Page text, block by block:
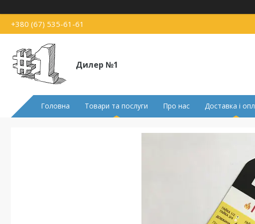
+380 (67) 535-61-61
Дилер №1
Головна Товари та послуги Про нас Доставка і